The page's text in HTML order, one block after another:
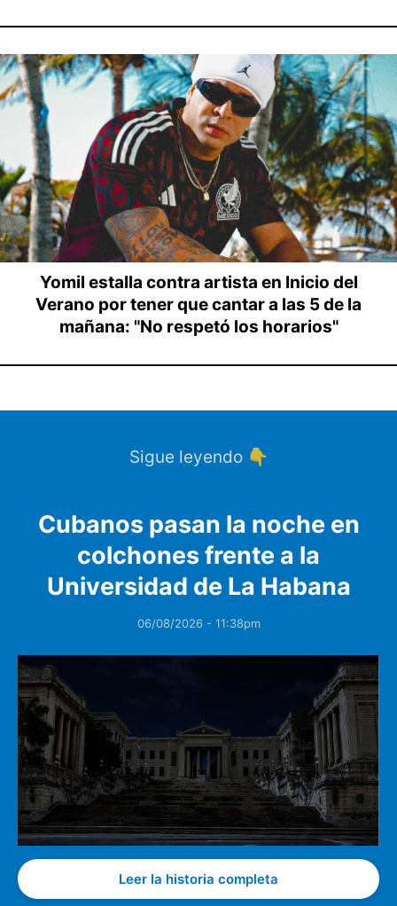
Yomil estalla contra artista en Inicio del
Verano por tener que cantar a las 5 de la
mañana: "No respetó los horarios"
Sigue leyendo 👇